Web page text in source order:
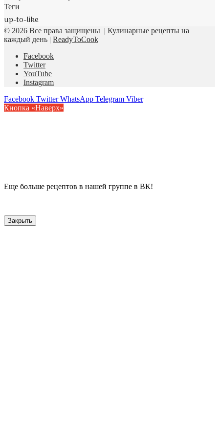
Теги
up-to-like
© 2026 Все права защищены | Кулинарные рецепты на
каждый день | ReadyToCook
Facebook
Twitter
YouTube
Instagram
Facebook Twitter WhatsApp Telegram Viber
Кнопка «Наверх»
Еще больше рецептов в нашей группе в ВК!
Закрыть